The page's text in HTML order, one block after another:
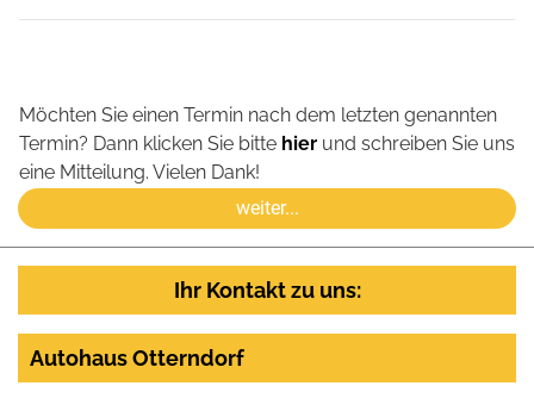
Möchten Sie einen Termin nach dem letzten genannten
Termin? Dann klicken Sie bitte hier und schreiben Sie uns
eine Mitteilung. Vielen Dank!
Ihr Kontakt zu uns:
Autohaus Otterndorf